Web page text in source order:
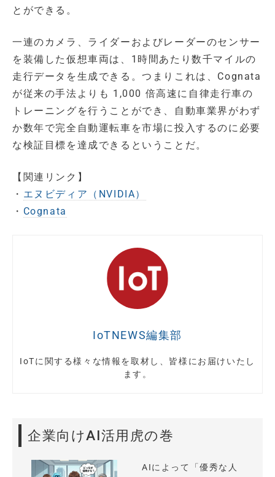
とができる。
一連のカメラ、ライダーおよびレーダーのセンサー
を装備した仮想車両は、1時間あたり数千マイルの
走行データを生成できる。つまりこれは、Cognata
が従来の手法よりも 1,000 倍高速に自律走行車の
トレーニングを行うことができ、自動車業界がわず
か数年で完全自動運転車を市場に投入するのに必要
な検証目標を達成できるということだ。
【関連リンク】
・ エヌビディア（NVIDIA）
・ Cognata
IoTNEWS編集部
IoTに関する様々な情報を取材し、皆様にお届けいたし
ます。
企業向けAI活用虎の巻
AIによって「優秀な人